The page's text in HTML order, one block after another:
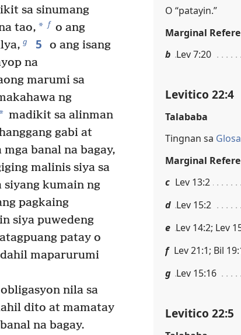
sa sinumang
tao, * f o ang
g 5
o ang isang
na
marumi sa
ng
madikit sa alinman
gabi at
banal na bagay,
malinis siya sa
siyang kumain ng
pagkaing
siya puwedeng
patay o
maparurumi
nila sa
dito at mamatay
na bagay.
O “patayin.”
Marginal
b Lev 7:20
Levitico 22:4
Talababa
Tingnan sa
Marginal
c Lev 13:2
d Lev 15:2
e Lev 14:2; Lev
f Lev 21:1; Bil
g Lev 15:16
Levitico 22:5